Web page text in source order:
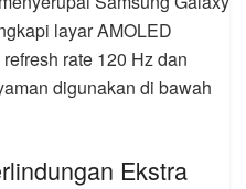
layar AMOLED
rate 120 Hz dan
digunakan di bawah
Ekstra